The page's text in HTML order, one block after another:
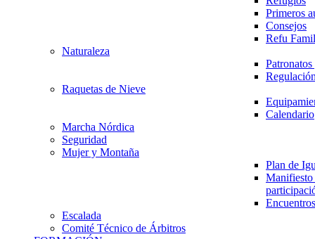
Primeros
Consejos
Refu
Naturaleza
Raquetas de Nieve
Calendario
Marcha Nórdica
Seguridad
Mujer y Montaña
Plan de
Escalada
Comité Técnico de Árbitros